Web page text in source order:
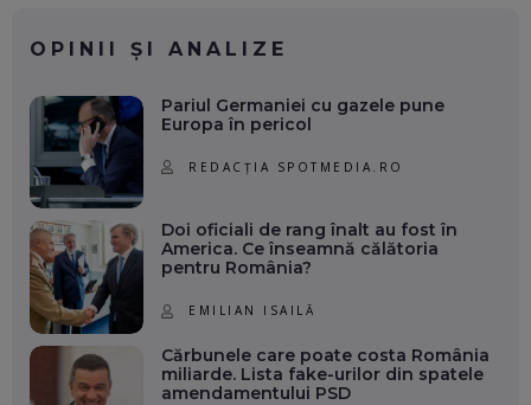
OPINII ȘI ANALIZE
Pariul Germaniei cu gazele pune
Europa în pericol
REDACȚIA SPOTMEDIA.RO
Doi oficiali de rang înalt au fost în
America. Ce înseamnă călătoria
pentru România?
EMILIAN ISAILĂ
Cărbunele care poate costa România
miliarde. Lista fake-urilor din spatele
amendamentului PSD